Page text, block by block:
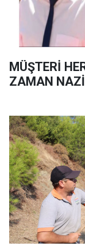
MÜŞTERİ
ZAMAN